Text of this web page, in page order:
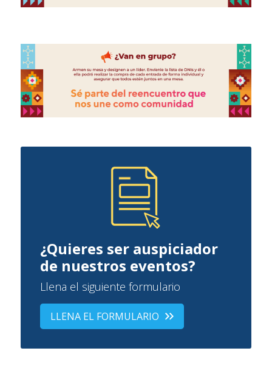
¿Quieres ser auspiciador
de nuestros eventos?
Llena el siguiente formulario
LLENA EL FORMULARIO